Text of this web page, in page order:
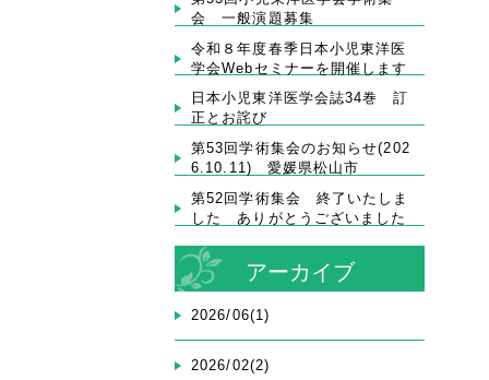
会 一般演題募集
令和８年度春季日本小児東洋医
学会Webセミナーを開催します
日本小児東洋医学会誌34巻 訂
正とお詫び
第53回学術集会のお知らせ(202
6.10.11) 愛媛県松山市
第52回学術集会 終了いたしま
した ありがとうございました
アーカイブ
2026/06(1)
2026/02(2)